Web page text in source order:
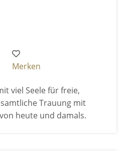
Merken
viel Seele für freie,
Trauung mit
heute und damals.